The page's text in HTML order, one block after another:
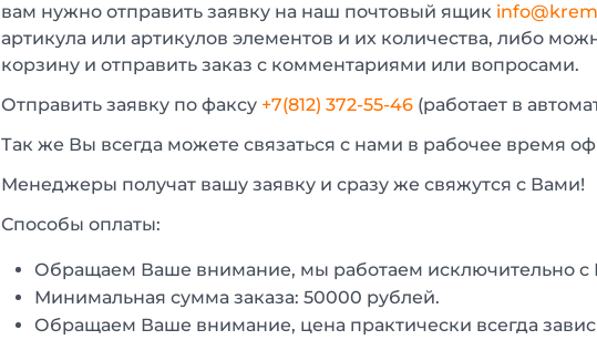
вам нужно отправить заявку на наш почтовый ящик
артикула или артикулов элементов и их количества, либо
корзину и отправить заказ с комментариями или вопросами.
Отправить заявку по факсу +7(812) 372-55-46 (работает в
Так же Вы всегда можете связаться с нами в рабочее время
Менеджеры получат вашу заявку и сразу же свяжутся с Вами!
Способы оплаты:
Обращаем Ваше внимание, мы работаем исключительно
Минимальная сумма заказа: 50000 рублей.
Обращаем Ваше внимание, цена практически всегда